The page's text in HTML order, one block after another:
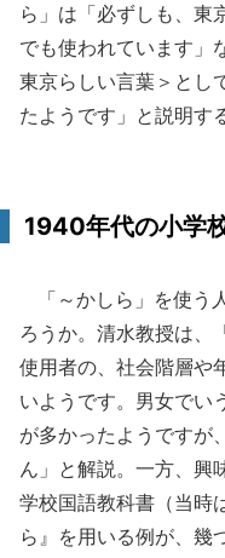
ら」は「必ずしも、東
でも使われています」
東京らしい言葉＞とし
たようです」と説明す
1940年代の小学
「～かしら」を使う
ろうか。清水教授は、
使用者の、社会階層や
いようです。男女でい
が多かったようですが
ん」と解説。一方、興
学校国語教科書（当時
ら』を用いる例が、幾